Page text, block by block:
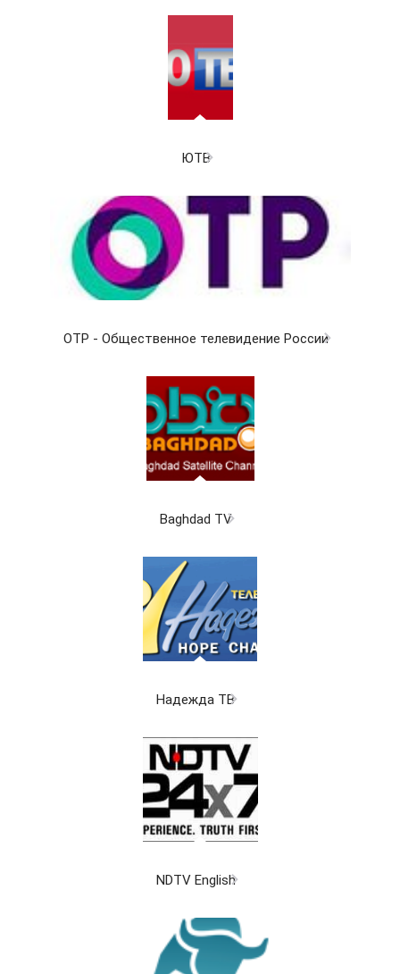
ЮТВ
ОТР - Общественное телевидение России
Baghdad TV
Надежда ТВ
NDTV English